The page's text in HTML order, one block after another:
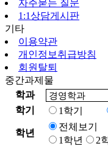
자주묻는 질문
1:1상담게시판
기타
이용약관
개인정보취급방침
회원탈퇴
중간과제물
학과
학기
1학기
학년
전체보기
1학년
2